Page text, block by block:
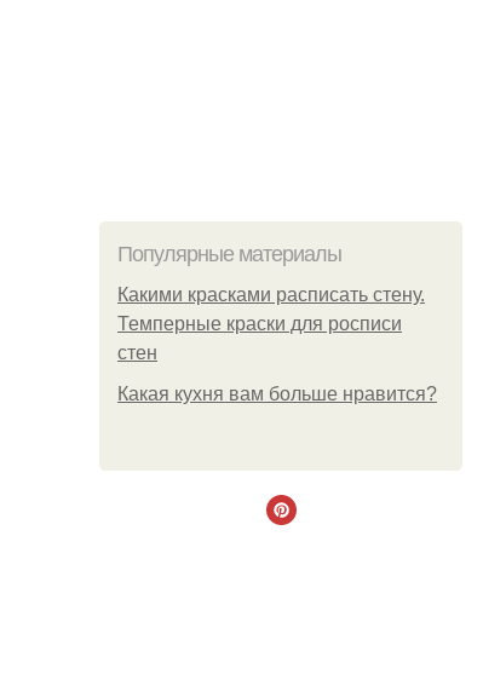
Популярные материалы
Какими красками расписать стену.
Темперные краски для росписи
стен
Какая кухня вам больше нравится?